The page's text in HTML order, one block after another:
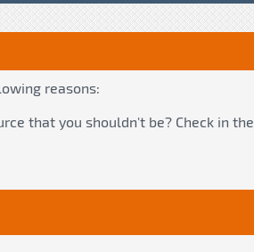
reasons:
that you shouldn't be? Check in the